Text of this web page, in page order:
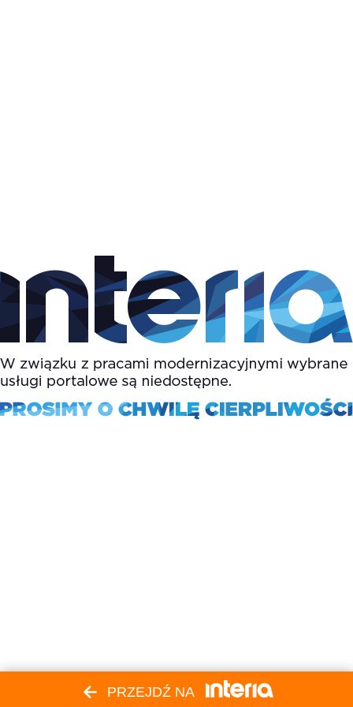
PRZEJDŹ NA